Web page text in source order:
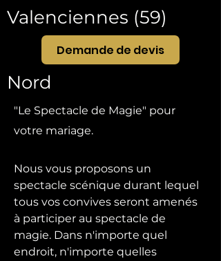
Valenciennes (59)
Demande de devis
Nord
"Le Spectacle de Magie" pour
votre mariage.
Nous vous proposons un
spectacle scénique durant lequel
tous vos convives seront amenés
à participer au spectacle de
magie. Dans n'importe quel
endroit, n'importe quelles